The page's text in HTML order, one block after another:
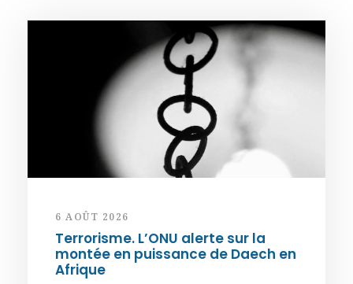
6 AOÛT 2026
Terrorisme. L’ONU alerte sur la
montée en puissance de Daech en
Afrique